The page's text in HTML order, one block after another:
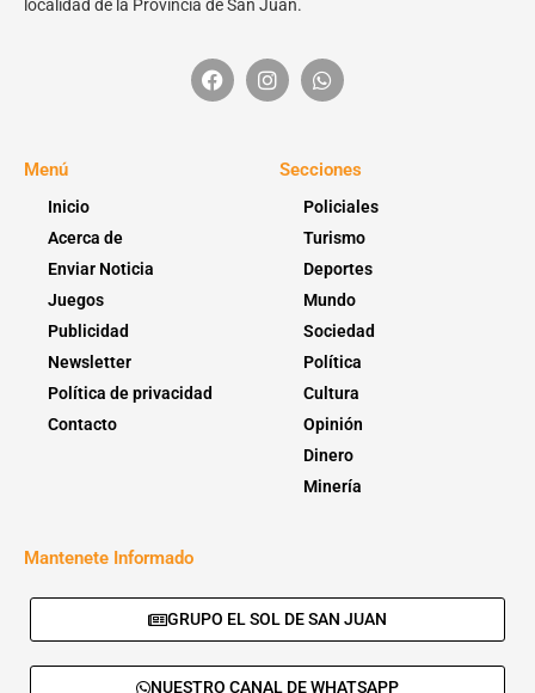
localidad de la Provincia de San Juan.
Menú
Inicio
Acerca de
Enviar Noticia
Juegos
Publicidad
Newsletter
Política de privacidad
Contacto
Secciones
Policiales
Turismo
Deportes
Mundo
Sociedad
Política
Cultura
Opinión
Dinero
Minería
Mantenete Informado
GRUPO EL SOL DE SAN JUAN
NUESTRO CANAL DE WHATSAPP